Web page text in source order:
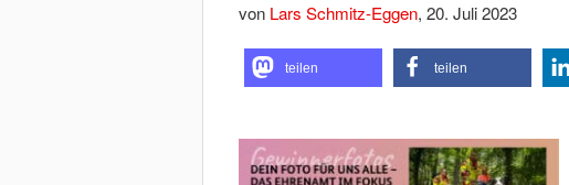
von Lars Schmitz-Eggen, 20. Juli 2023
teilen teilen